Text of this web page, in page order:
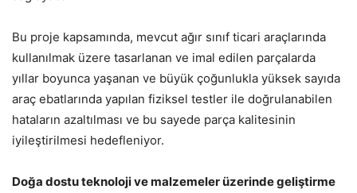
Bu proje kapsamında, mevcut ağır sınıf ticari araçlarında
kullanılmak üzere tasarlanan ve imal edilen parçalarda
yıllar boyunca yaşanan ve büyük çoğunlukla yüksek sayıda
araç ebatlarında yapılan fiziksel testler ile doğrulanabilen
hataların azaltılması ve bu sayede parça kalitesinin
iyileştirilmesi hedefleniyor.
Doğa dostu teknoloji ve malzemeler üzerinde geliştirme